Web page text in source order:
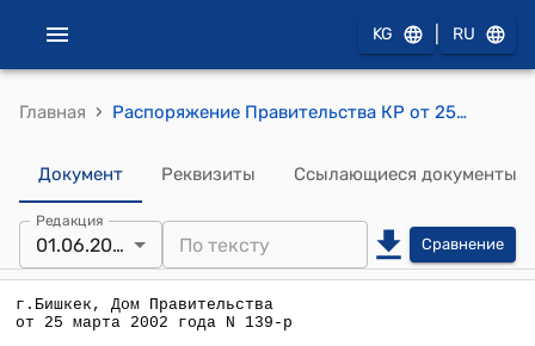
KG RU
Главная › Распоряжение Правительства КР от 25 марта 2002 года N 139-р (О разбронировании из государственного резерва зерна продовольственной пшеницы)
Документ Реквизиты Ссылающиеся документы
Редакция
01.06.2002 Сравнение